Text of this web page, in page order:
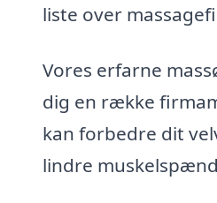
liste over
Vores erfarne
dig en række
kan forbedre dit
lindre